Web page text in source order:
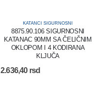
KATANCI SIGURNOSNI
8875.90.106 SIGURNOSNI
KATANAC 90MM SA ČELIČNIM
OKLOPOM I 4 KODIRANA
KLJUČA
2.636,40 rsd